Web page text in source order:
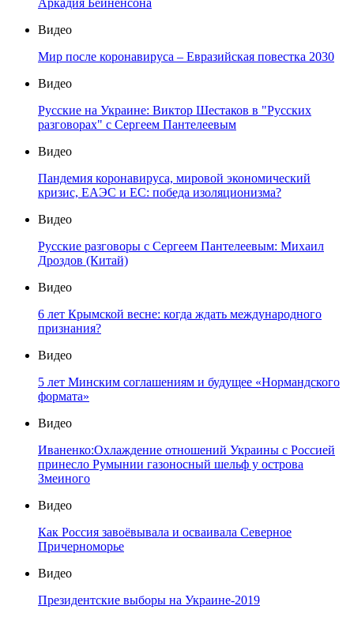
Аркадия Бейненсона
Видео
Мир после коронавируса – Евразийская повестка 2030
Видео
Русские на Украине: Виктор Шестаков в "Русских
разговорах" с Сергеем Пантелеевым
Видео
Пандемия коронавируса, мировой экономический
кризис, ЕАЭС и ЕС: победа изоляционизма?
Видео
Русские разговоры с Сергеем Пантелеевым: Михаил
Дроздов (Китай)
Видео
6 лет Крымской весне: когда ждать международного
признания?
Видео
5 лет Минским соглашениям и будущее «Нормандского
формата»
Видео
Иваненко:Охлаждение отношений Украины с Россией
принесло Румынии газоносный шельф у острова
Змеиного
Видео
Как Россия завоёвывала и осваивала Северное
Причерноморье
Видео
Президентские выборы на Украине-2019